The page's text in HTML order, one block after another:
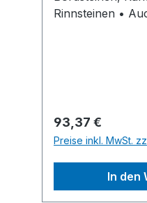
Rinnsteinen • Auch für
Bordsteinzange
Deutscher
Platz 1, 42389
Regulärer Preis:
93,37 €
Preise inkl. MwSt.
In den